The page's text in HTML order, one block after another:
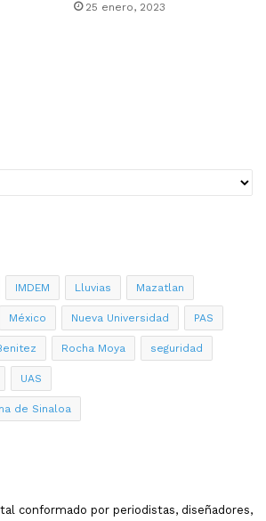
25 enero, 2023
IMDEM Lluvias Mazatlan
México Nueva Universidad PAS
Rocha Moya seguridad
UAS
de Sinaloa
conformado por periodistas, diseñadores,